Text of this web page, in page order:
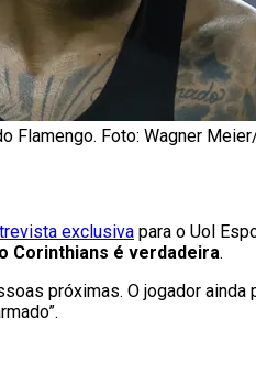
Flamengo. Foto: Wagner
exclusiva para o Uol
Corinthians é verdadeira.
próximas. O jogador